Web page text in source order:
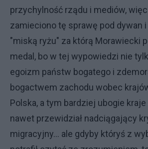
przychylność rządu i mediów,
zamieciono tę sprawę pod dywan
"miską ryżu" za którą Morawiecki
medal, bo w tej wypowiedzi nie
egoizm państw bogatego i
bogactwem zachodu wobec
Polska, a tym bardziej ubogie
nawet przewidział nadciągający
migracyjny... ale gdyby któryś z